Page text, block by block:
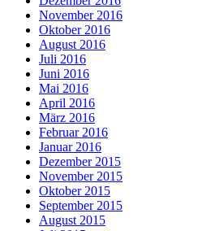
November 2016
Oktober 2016
August 2016
Juli 2016
Juni 2016
Mai 2016
April 2016
März 2016
Februar 2016
Januar 2016
Dezember 2015
November 2015
Oktober 2015
September 2015
August 2015